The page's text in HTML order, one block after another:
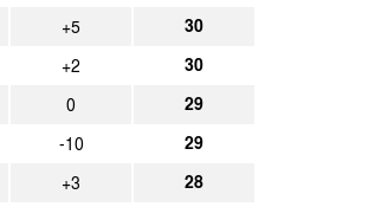
Spielbericht
Spielbericht
+5 30
+2 30
0 29
-10 29
+3 28